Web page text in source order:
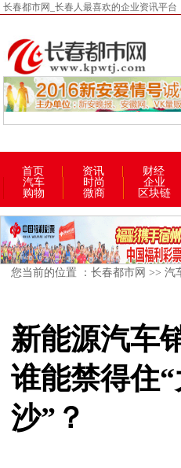
长春都市网_长春人最喜欢的企业资讯平台
首页 资讯 财经
汽车
时尚 企业
购物
微商 区块链
您当前的位置 ：长春都市网 >>汽
新能源汽车
谁能禁得住
沙”？